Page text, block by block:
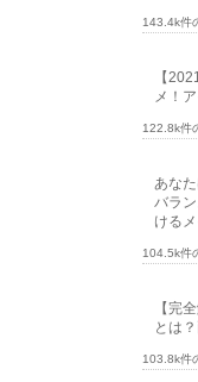
143.4k件
【
メ！
122.8k件
あな
バラ
ける
104.5k件
【完
とは
103.8k件